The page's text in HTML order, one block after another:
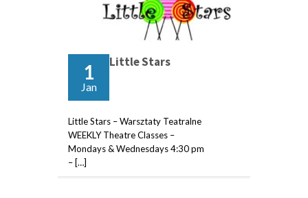
1
Jan
Little Stars
Little Stars – Warsztaty Teatralne
WEEKLY Theatre Classes –
Mondays & Wednesdays 4:30 pm
– […]